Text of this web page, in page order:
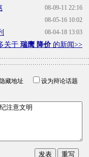
08-09-11 22:16
08-05-16 10:02
08-04-18 13:03
关于 瑞鹰 降价 的新闻>>
隐藏地址
设为辩论话题